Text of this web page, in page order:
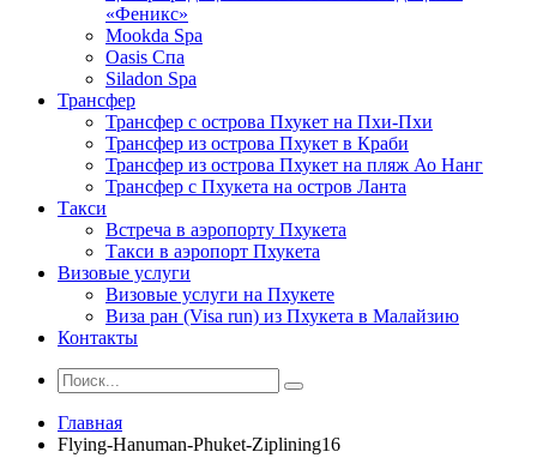
«Феникс»
Mookda Spa
Oasis Спа
Siladon Spa
Трансфер
Трансфер с острова Пхукет на Пхи-Пхи
Трансфер из острова Пхукет в Краби
Трансфер из острова Пхукет на пляж Ао Нанг
Трансфер с Пхукета на остров Ланта
Такси
Встреча в аэропорту Пхукета
Такси в аэропорт Пхукета
Визовые услуги
Визовые услуги на Пхукете
Виза ран (Visa run) из Пхукета в Малайзию
Контакты
Главная
Flying-Hanuman-Phuket-Ziplining16